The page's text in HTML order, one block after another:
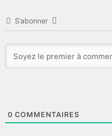
S’abonner
0 COMMENTAIRES